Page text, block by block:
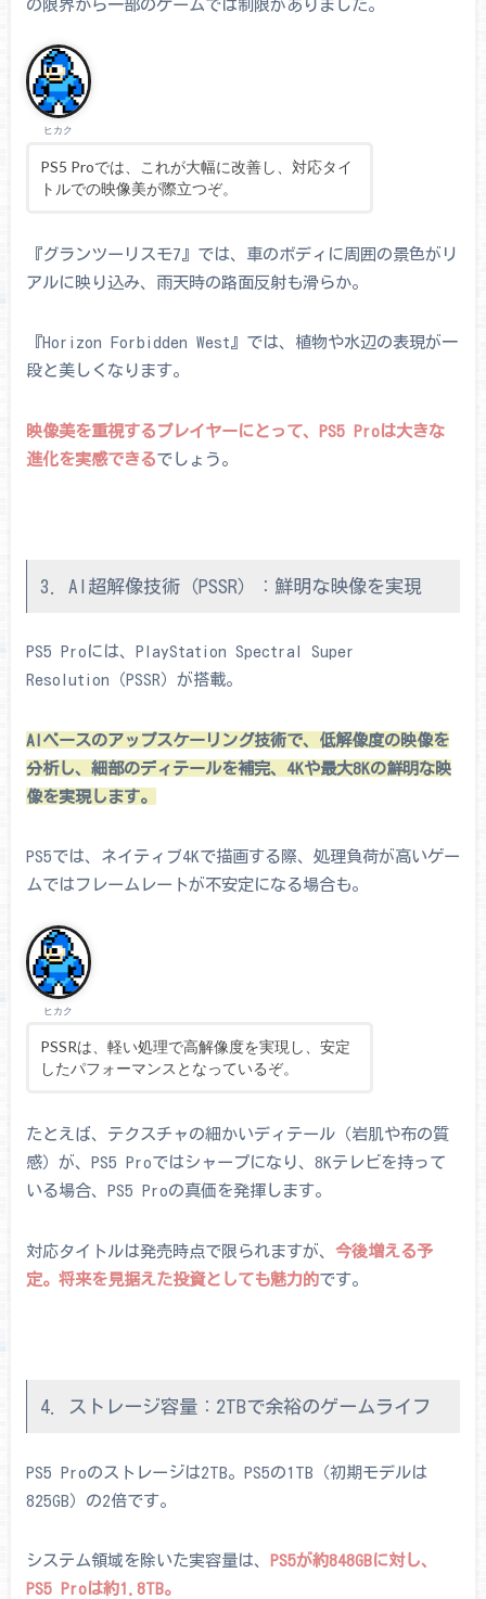
の限界から一部のゲームでは制限がありました。
ヒカク
PS5 Proでは、これが大幅に改善し、対応タイ
トルでの映像美が際立つぞ。
『グランツーリスモ7』では、車のボディに周囲の景色がリ
アルに映り込み、雨天時の路面反射も滑らか。
『Horizon Forbidden West』では、植物や水辺の表現が一
段と美しくなります。
映像美を重視するプレイヤーにとって、PS5 Proは大きな
進化を実感できるでしょう。
3. AI超解像技術（PSSR）：鮮明な映像を実現
PS5 Proには、PlayStation Spectral Super
Resolution（PSSR）が搭載。
AIベースのアップスケーリング技術で、低解像度の映像を
分析し、細部のディテールを補完、4Kや最大8Kの鮮明な映
像を実現します。
PS5では、ネイティブ4Kで描画する際、処理負荷が高いゲー
ムではフレームレートが不安定になる場合も。
ヒカク
PSSRは、軽い処理で高解像度を実現し、安定
したパフォーマンスとなっているぞ。
たとえば、テクスチャの細かいディテール（岩肌や布の質
感）が、PS5 Proではシャープになり、8Kテレビを持って
いる場合、PS5 Proの真価を発揮します。
対応タイトルは発売時点で限られますが、 今後増える予
定。将来を見据えた投資としても魅力的です。
4. ストレージ容量：2TBで余裕のゲームライフ
PS5 Proのストレージは2TB。PS5の1TB（初期モデルは
825GB）の2倍です。
システム領域を除いた実容量は、 PS5が約848GBに対し、
PS5 Proは約1.8TB。